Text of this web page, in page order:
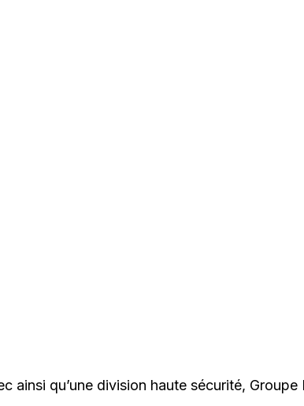
ainsi qu’une division haute sécurité,